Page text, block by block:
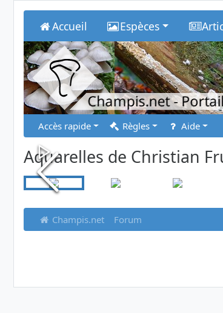
Accueil Espèces
Champis.net-
Accès rapide Règles Aide
Aquarelles de Christian
Champis.net Forum